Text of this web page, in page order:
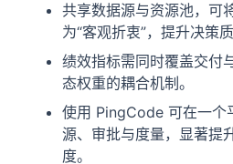
共享数据源与资源池，可
为“客观折衷”，提升决策质
绩效指标需同时覆盖交付
态权重的耦合机制。
使用 PingCode 可在一个
源、审批与度量，显著提
度。